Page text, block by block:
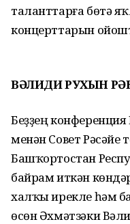
таланттарға бөтә
концерттарын
ВӘЛИДИ РУХЫН
Беҙҙең
менән Совет Рәсәйе
Башҡортостан
байрам иткән
халҡы ирекле һәм
өсөн Әхмәтзәки